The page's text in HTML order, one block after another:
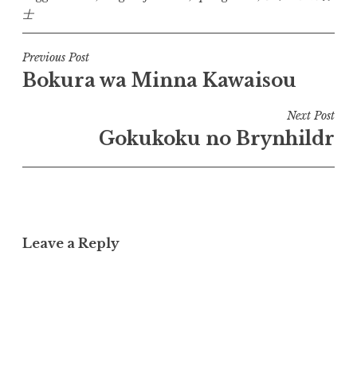
士
Post
navigation
Previous Post
Bokura wa Minna Kawaisou
Next Post
Gokukoku no Brynhildr
Leave a Reply